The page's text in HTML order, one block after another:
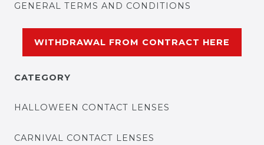
GENERAL TERMS AND CONDITIONS
WITHDRAWAL FROM CONTRACT HERE
CATEGORY
HALLOWEEN CONTACT LENSES
CARNIVAL CONTACT LENSES